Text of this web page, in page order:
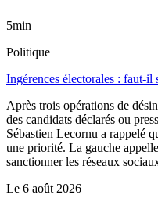
5min
Politique
Ingérences électorales : faut-il
Après trois opérations de
des candidats déclarés ou
Sébastien Lecornu a rappelé
une priorité. La gauche
sanctionner les réseaux
Le 6 août 2026